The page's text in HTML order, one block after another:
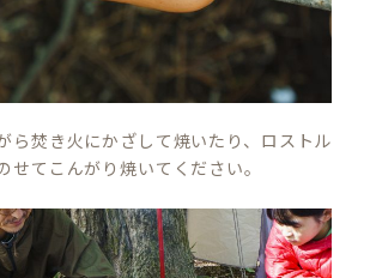
ら焚き火にかざして焼いたり、ロストル
せてこんがり焼いてください。